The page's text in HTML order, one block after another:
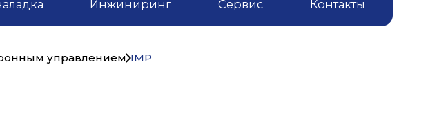
Инжиниринг Сервис Контакты
управлением IMP